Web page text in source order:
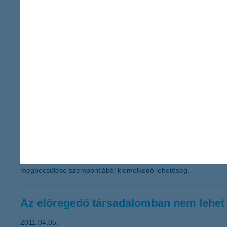
A K&H Csoport kortárs képzőművészeti gyűjteményének
pályázaton ezúttal nemcsak a fél éven keresztül nyújtott havi
megbecsülése szempontjából kiemelkedő lehetőség.
Az elöregedő társadalomban nem
2011.04.05.